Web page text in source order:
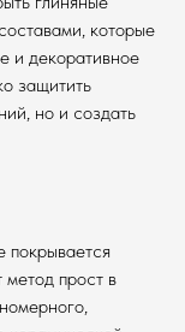
которые
и декоративное
защитить
но и создать
покрывается
метод прост в